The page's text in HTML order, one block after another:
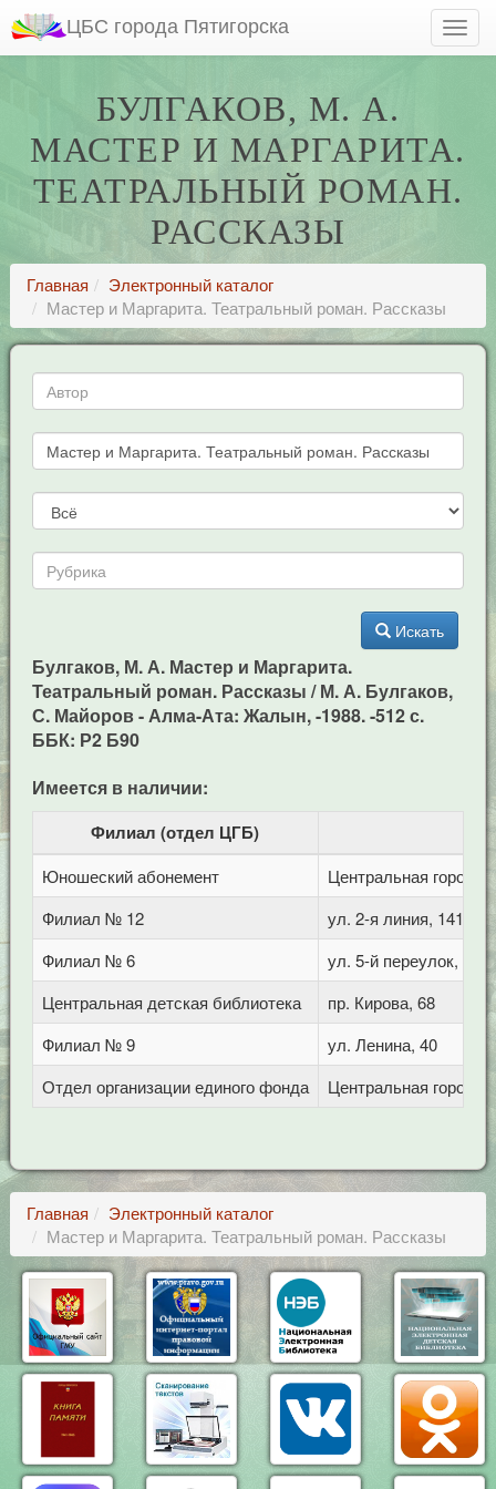
ЦБС города Пятигорска
БУЛГАКОВ, М. А.
МАСТЕР И МАРГАРИТА.
ТЕАТРАЛЬНЫЙ РОМАН.
РАССКАЗЫ
Главная
Электронный каталог
Мастер и Маргарита. Театральный роман. Рассказы
Искать
Булгаков, М. А. Мастер и Маргарита.
Театральный роман. Рассказы / М. А. Булгаков,
С. Майоров - Алма-Ата: Жалын, -1988. -512 с.
ББК: Р2 Б90
Имеется в наличии:
Филиал (отдел ЦГБ)
Юношеский абонемент
Центральная
Филиал № 12
ул. 2-я линия, 141
Филиал № 6
ул. 5-й переулок, 1
Центральная детская библиотека
пр. Кирова, 68
Филиал № 9
ул. Ленина, 40
Отдел организации единого фонда
Центральная
Главная
Электронный каталог
Мастер и Маргарита. Театральный роман. Рассказы